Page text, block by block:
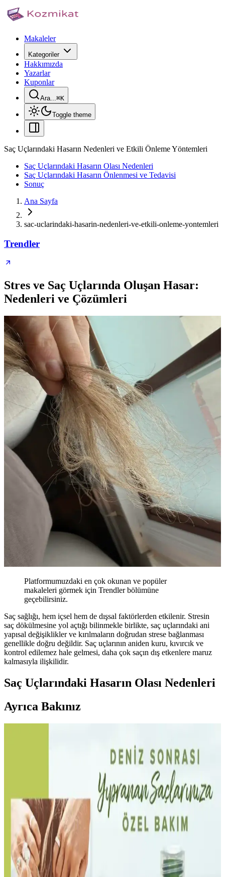
Makaleler
Kategoriler
Hakkımızda
Yazarlar
Kuponlar
Ara...⌘K
Toggle theme
Saç Uçlarındaki Hasarın Nedenleri ve Etkili Önleme Yöntemleri
Saç Uçlarındaki Hasarın Olası Nedenleri
Saç Uçlarındaki Hasarın Önlenmesi ve Tedavisi
Sonuç
Ana Sayfa
sac-uclarindaki-hasarin-nedenleri-ve-etkili-onleme-yontemleri
Trendler
Stres ve Saç Uçlarında Oluşan Hasar:
Nedenleri ve Çözümleri
Platformumuzdaki en çok okunan ve popüler
makaleleri görmek için Trendler bölümüne
geçebilirsiniz.
Saç sağlığı, hem içsel hem de dışsal faktörlerden etkilenir. Stresin
saç dökülmesine yol açtığı bilinmekle birlikte, saç uçlarındaki ani
yapısal değişiklikler ve kırılmaların doğrudan strese bağlanması
genellikle doğru değildir. Saç uçlarının aniden kuru, kıvırcık ve
kontrol edilemez hale gelmesi, daha çok saçın dış etkenlere maruz
kalmasıyla ilişkilidir.
Saç Uçlarındaki Hasarın Olası Nedenleri
Ayrıca Bakınız
Saç açıcılar, saçın yapısal bağlarını zayıflatarak kırılganlığa yol açar.
Bond onarıcılar hasarı tamamen gideremez, ancak saçın
görünümünü iyileştirir. Profesyonel uygulama ve düzenli bakım
önemlidir.
Çift Şampuanlama Yönteminin Saç Temizliğinde
Bilimsel Değerlendirmesi ve Uygulama Rehberi
Çift şampuanlama, saç ve saç derisindeki kalıntıları temizlemek için
şampuanın iki kez uygulanmasıdır. Ancak gerekliliği saçın durumu
ve temizleme ihtiyacına bağlıdır. İlk yıkama genellikle yeterlidir.